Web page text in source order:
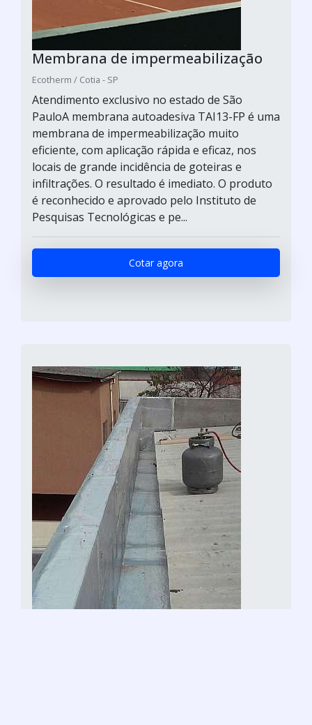
Membrana de impermeabilização
Ecotherm / Cotia - SP
Atendimento exclusivo no estado de São
PauloA membrana autoadesiva TAI13-FP é uma
membrana de impermeabilização muito
eficiente, com aplicação rápida e eficaz, nos
locais de grande incidência de goteiras e
infiltrações. O resultado é imediato. O produto
é reconhecido e aprovado pelo Instituto de
Pesquisas Tecnológicas e pe...
Cotar agora